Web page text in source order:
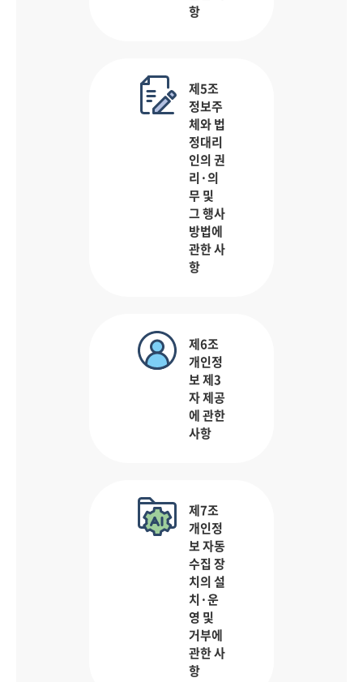
항
제5조
정보주
체와 법
정대리
인의 권
리·의
무 및
그 행사
방법에
관한 사
항
제6조
개인정
보 제3
자 제공
에 관한
사항
제7조
개인정
보 자동
수집 장
치의 설
치·운
영 및
거부에
관한 사
항